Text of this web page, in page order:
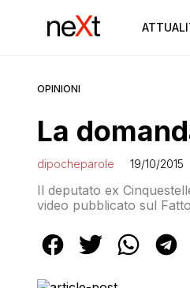
OPINIONI
La
dipocheparole 19/10/2015
Il deputato ex
video pubblicato sul
devo andare”.